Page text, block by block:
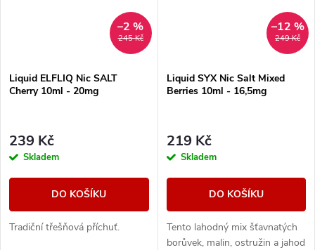
245 Kč
–2 %
Liquid ELFLIQ Nic SALT
Cherry 10ml - 20mg
239 Kč
Skladem
DO KOŠÍKU
Tradiční třešňová příchuť.
249 Kč
–12 %
Liquid SYX Nic Salt Mixed
Berries 10ml - 16,5mg
219 Kč
Skladem
DO KOŠÍKU
Tento lahodný mix šťavnatých
borůvek, malin, ostružin a jahod